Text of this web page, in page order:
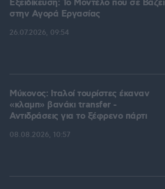
Εξειδίκευση: Το Mοντέλο που σε Bάζει
στην Aγορά Eργασίας
26.07.2026, 09:54
Μύκονος: Ιταλοί τουρίστες έκαναν
«κλαμπ» βανάκι transfer -
Αντιδράσεις για το ξέφρενο πάρτι
08.08.2026, 10:57